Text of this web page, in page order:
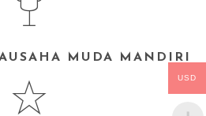
MUDA MANDIRI
USD